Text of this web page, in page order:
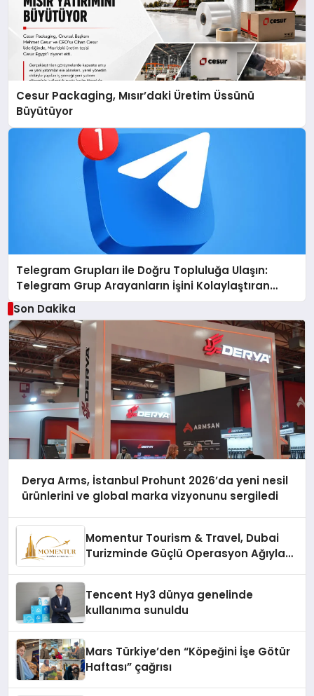
Cesur Packaging, Mısır’daki Üretim Üssünü
Büyütüyor
Telegram Grupları ile Doğru Topluluğa Ulaşın:
Telegram Grup Arayanların İşini Kolaylaştıran
Çözüm
Son Dakika
Derya Arms, İstanbul Prohunt 2026’da yeni nesil
ürünlerini ve global marka vizyonunu sergiledi
Momentur Tourism & Travel, Dubai
Turizminde Güçlü Operasyon Ağıyla
Tencent Hy3 dünya genelinde
kullanıma sunuldu
Mars Türkiye’den “Köpeğini İşe Götür
Haftası” çağrısı